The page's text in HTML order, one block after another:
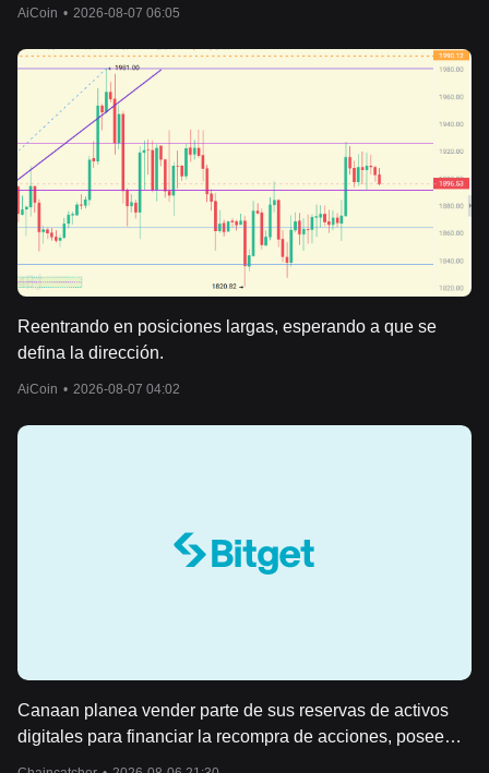
AiCoin • 2026-08-07 06:05
Reentrando en posiciones largas, esperando a que se
defina la dirección.
AiCoin • 2026-08-07 04:02
Canaan planea vender parte de sus reservas de activos
digitales para financiar la recompra de acciones, posee